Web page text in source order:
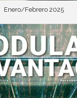
Enero/Febrero 2025